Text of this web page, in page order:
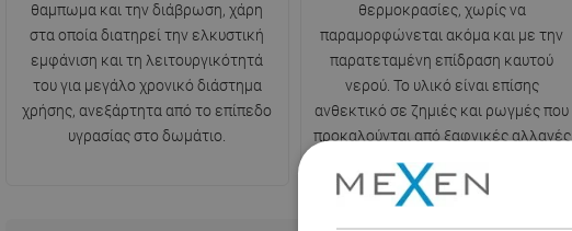
θαμπωμα και την διάβρωση, χάρη
στα οποία διατηρεί την ελκυστική
εμφάνιση και τη λειτουργικότητά
του για μεγάλο χρονικό διάστημα
χρήσης, ανεξάρτητα από το επίπεδο
υγρασίας στο δωμάτιο.
θερμοκρασίες, χωρίς να
παραμορφώνεται ακόμα και με την
παρατεταμένη επίδραση καυτού
νερού. Το υλικό είναι επίσης
ανθεκτικό σε ζημιές και ρωγμές που
προκαλούνται από ξαφνικές αλλαγές
θερμοκρασίας.